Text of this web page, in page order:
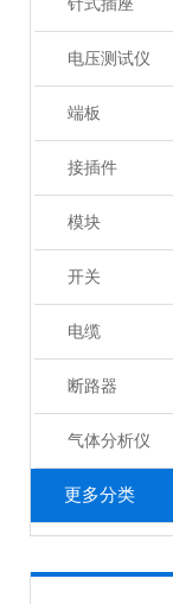
针式插座
电压测试仪
端板
接插件
模块
开关
电缆
断路器
气体分析仪
更多分类